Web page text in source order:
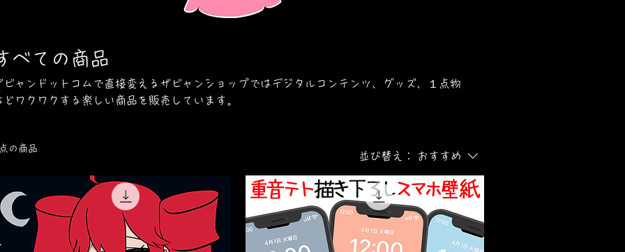
べての商品
ビャンドットコムで直接変えるザビャンショップではデジタルコンテンツ、グッズ、１点物
どワクワクする楽しい商品を販売しています。
の商品
並び替え： おすすめ